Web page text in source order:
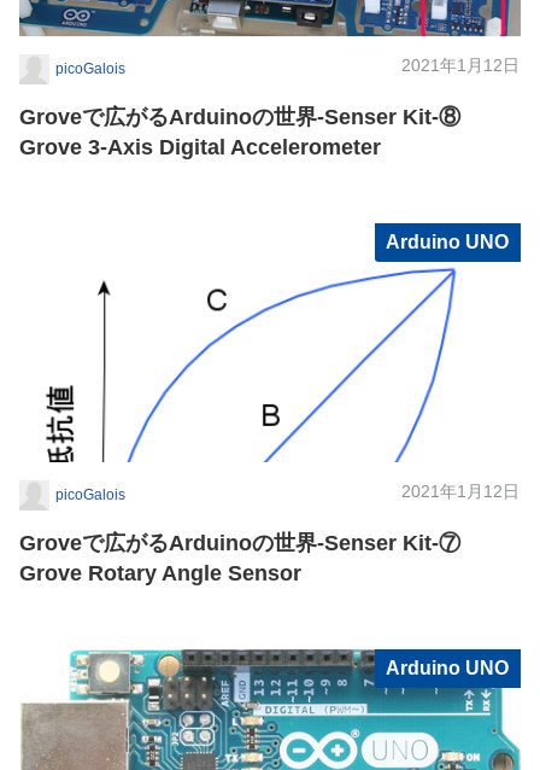
picoGalois 2021年1月12日
Groveで広がるArduinoの世界-Senser Kit-⑧
Grove 3-Axis Digital Accelerometer
Arduino UNO
picoGalois 2021年1月12日
Groveで広がるArduinoの世界-Senser Kit-⑦
Grove Rotary Angle Sensor
Arduino UNO